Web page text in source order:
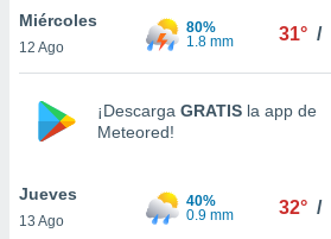
cookies
aceptar
Miércoles
12 Ago
80%
1.8 mm
31° /
¡Descarga GRATIS la app de
Meteored!
Jueves
13 Ago
40%
0.9 mm
32° /